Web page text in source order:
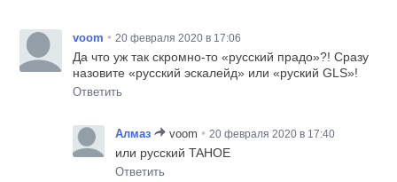
voom • 20 февраля 2020 в 17:06
Да что уж так скромно-то «русский прадо»?! Сразу
назовите «русский эскалейд» или «руский GLS»!
Ответить
Алмаз voom • 20 февраля 2020 в 17:40
или русский TAHOE
Ответить